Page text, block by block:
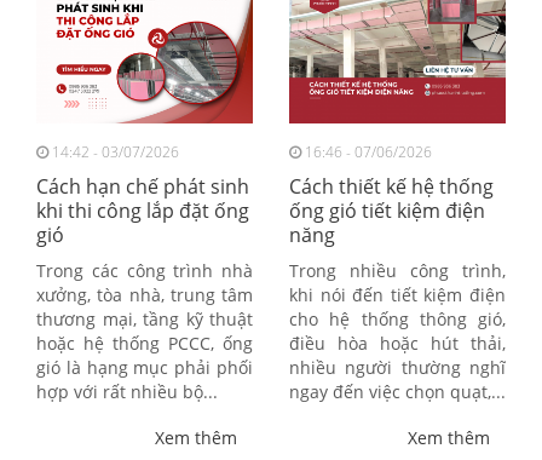
14:42 - 03/07/2026
Cách hạn chế phát sinh
khi thi công lắp đặt ống
gió
Trong các công trình nhà
xưởng, tòa nhà, trung tâm
thương mại, tầng kỹ thuật
hoặc hệ thống PCCC, ống
gió là hạng mục phải phối
hợp với rất nhiều bộ...
Xem thêm
16:46 - 07/06/2026
Cách thiết kế hệ thống
ống gió tiết kiệm điện
năng
Trong nhiều công trình,
khi nói đến tiết kiệm điện
cho hệ thống thông gió,
điều hòa hoặc hút thải,
nhiều người thường nghĩ
ngay đến việc chọn quạt,...
Xem thêm